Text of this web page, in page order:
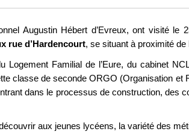
Augustin Hébert d’Evreux, ont visité le
rue d’Hardencourt, se situant à proximité
Logement Familial de l’Eure, du cabinet
classe de seconde ORGO (Organisation
dans le processus de construction, des
aux jeunes lycéens, la variété des